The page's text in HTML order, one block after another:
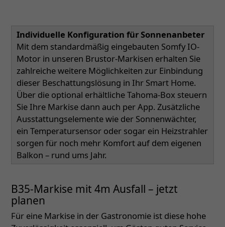
Individuelle Konfiguration für Sonnenanbeter
Mit dem standardmäßig eingebauten Somfy IO-
Motor in unseren Brustor-Markisen erhalten Sie
zahlreiche weitere Möglichkeiten zur Einbindung
dieser Beschattungslösung in Ihr Smart Home.
Über die optional erhältliche Tahoma-Box steuern
Sie Ihre Markise dann auch per App. Zusätzliche
Ausstattungselemente wie der Sonnenwächter,
ein Temperatursensor oder sogar ein Heizstrahler
sorgen für noch mehr Komfort auf dem eigenen
Balkon – rund ums Jahr.
B35-Markise mit 4m Ausfall – jetzt
planen
Für eine Markise in der Gastronomie ist diese hohe